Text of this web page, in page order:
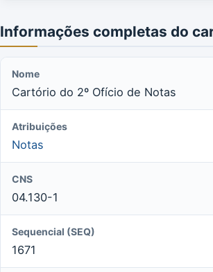
Informações completas do
Nome
Cartório do 2º Ofício de Notas
Atribuições
Notas
CNS
04.130-1
Sequencial (SEQ)
1671